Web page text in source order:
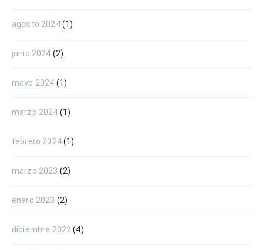
agosto 2024(1)
junio 2024 (2)
mayo 2024 (1)
marzo 2024 (1)
febrero 2024(1)
marzo 2023 (2)
enero 2023 (2)
diciembre 2022 (4)